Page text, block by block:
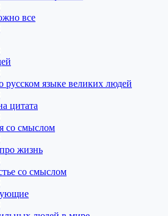
все
языке великих людей
цитата
со смыслом
жизнь
со смыслом